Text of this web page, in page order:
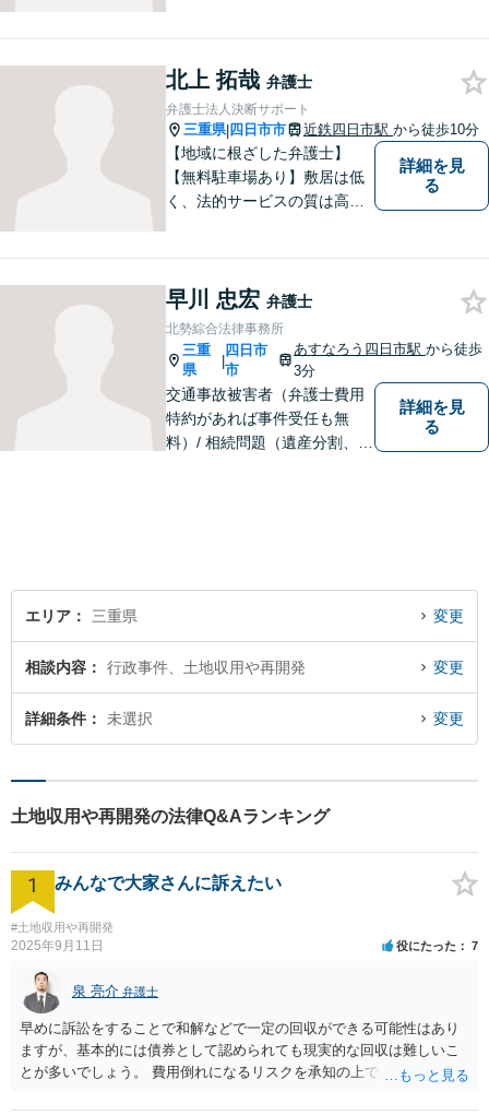
北上 拓哉 弁護士
弁護士法人決断サポート
三重県| 四日市市 近鉄四日市駅 から徒歩10分
【地域に根ざした弁護士】
【無料駐車場あり】敷居は低
く、法的サービスの質は高く
題／離婚問題／相続問題／企
業法務など、幅広く対応可
能。【明確な料金体系】どう
ぞご連絡ください。
詳細を見
る
早川 忠宏 弁護士
北勢綜合法律事務所
三重
県
|
四日市
市
あすなろう四日市駅 から徒歩
3分
交通事故被害者（弁護士費用
特約があれば事件受任も無
料）/ 相続問題（遺産分割、遺
詳細を見
る
エリア 三重県 変更
相談内容 行政事件、土地収用や再開発 変更
詳細条件 未選択 変更
土地収用や再開発の法律Q&Aランキング
1 みんなで大家さんに訴えたい
#土地収用や再開発
2025年9月11日 役にたった 7
泉 亮介 弁護士
早めに訴訟をすることで和解などで一定の回収ができる可能性はあり
ますが、基本的には債券として認められても現実的な回収は難しいこ
とが多いでしょう。 費用倒れになるリスクを承知の上で、やるだけや